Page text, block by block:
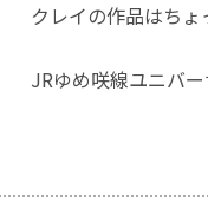
クレイの作品はち
JRゆめ咲線ユニバ